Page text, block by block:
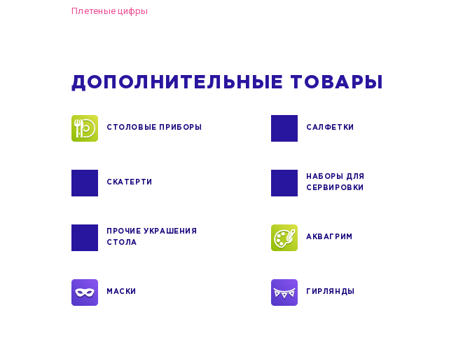
Плетеные цифры
ДОПОЛНИТЕЛЬНЫЕ ТОВАРЫ
СТОЛОВЫЕ ПРИБОРЫ САЛФЕТКИ
СКАТЕРТИ
НАБОРЫ ДЛЯ
СЕРВИРОВКИ
ПРОЧИЕ УКРАШЕНИЯ
СТОЛА
АКВАГРИМ
МАСКИ ГИРЛЯНДЫ